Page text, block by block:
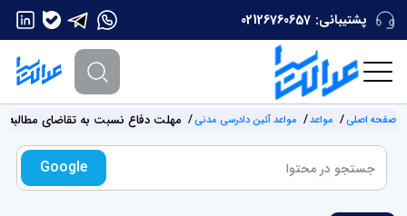
پشتیبانی: 02126760657
صفحه اصلی مواعد مواعد آئین دادرسی مدنی مهلت دفاع نسبت به تقاضای مطالبه
Google